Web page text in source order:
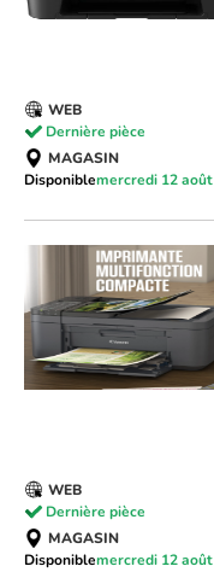
WEB
Dernière pièce
MAGASIN
Disponiblemercredi 12 août
WEB
Dernière pièce
MAGASIN
Disponiblemercredi 12 août